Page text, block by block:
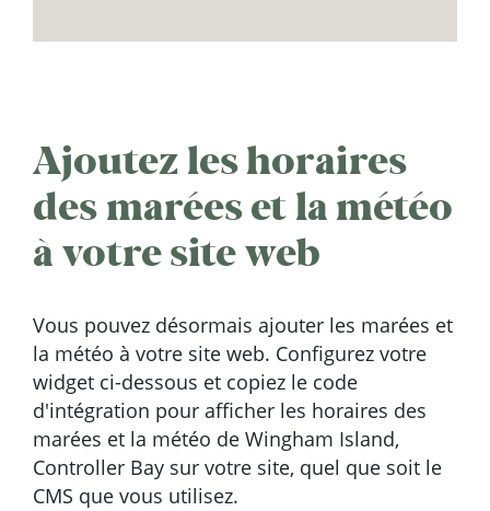
Ajoutez les horaires
des marées et la météo
à votre site web
Vous pouvez désormais ajouter les marées et
la météo à votre site web. Configurez votre
widget ci-dessous et copiez le code
d'intégration pour afficher les horaires des
marées et la météo de Wingham Island,
Controller Bay sur votre site, quel que soit le
CMS que vous utilisez.